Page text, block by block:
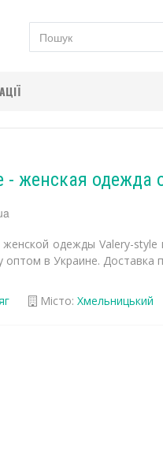
- женская одежда
женской одежды Valery-
оптом в Украине. Доставка
Місто: Хмельницький